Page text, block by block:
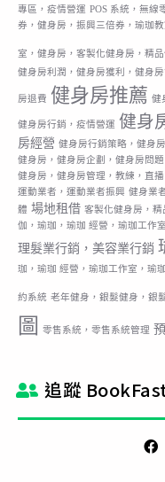
專區，疫情營運 POS 系統，無線
券，健身房，振興三倍券，瑜珈
室，健身房，客製化健身房，精
健身房利潤，健身房獲利，健身
房退費 健身房推薦 健
健身房行銷，疫情營運 健身
房經營 健身房行銷策略，健身
健身房，健身房企劃，健身房問
健身房，健身房管理，教練，直
運動業者，運動業者振興 健身業
體 場地租借 客製化健身房，精
伽，瑜珈，瑜珈 經營，瑜珈工作
理髮業行銷，美容業行銷
珈，瑜珈 經營，瑜珈工作室，瑜
約系統 老年健身，銀髮健身，銀
圖
零售系統，零售系統管理
追蹤